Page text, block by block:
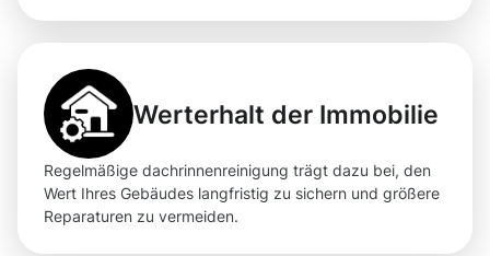
Werterhalt der Immobilie
Regelmäßige dachrinnenreinigung trägt dazu bei, den
Wert Ihres Gebäudes langfristig zu sichern und größere
Reparaturen zu vermeiden.